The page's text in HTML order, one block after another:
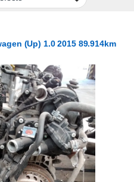
(Up) 1.0 2015 89.914km